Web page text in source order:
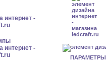
ПАРАМЕТРЫ